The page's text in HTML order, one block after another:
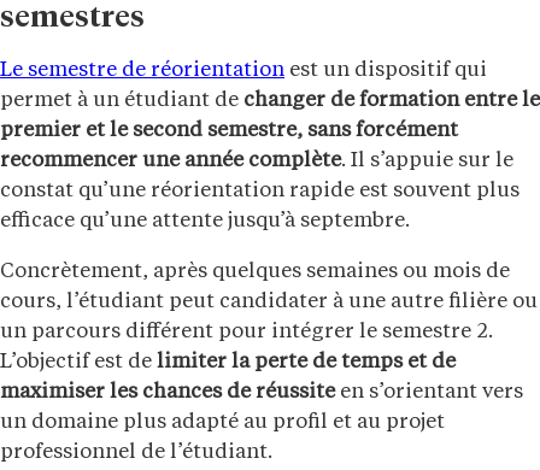
semestres
Le semestre de réorientation est un dispositif qui
permet à un étudiant de changer de formation entre le
premier et le second semestre, sans forcément
recommencer une année complète. Il s’appuie sur le
constat qu’une réorientation rapide est souvent plus
efficace qu’une attente jusqu’à septembre.
Concrètement, après quelques semaines ou mois de
cours, l’étudiant peut candidater à une autre filière ou
un parcours différent pour intégrer le semestre 2.
L’objectif est de limiter la perte de temps et de
maximiser les chances de réussiteen s’orientant vers
un domaine plus adapté au profil et au projet
professionnel de l’étudiant.